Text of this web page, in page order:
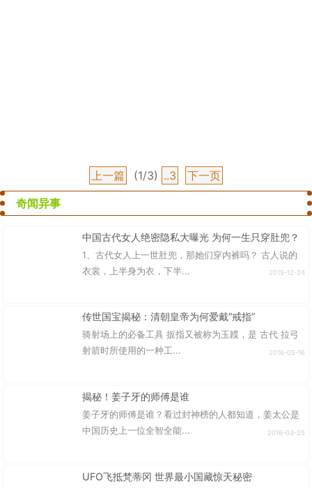
上一篇 (1/3) ..3
下一页
奇闻异事
中国古代女人绝密隐私大曝光 为何一生只穿肚兜？
1、古代女人上一世肚兜，那她们穿内裤吗？ 古人说的
衣裳，上半身为衣，下半...
2015-12-24
传世国宝揭秘：清朝皇帝为何爱戴“戒指”
骑射场上的必备工具 扳指又被称为玉韘，是 古代 拉弓
射箭时所使用的一种工...
2016-05-16
揭秘！姜子牙的师傅是谁
姜子牙的师傅是谁？看过封神榜的人都知道，姜太公是
中国历史上一位全智全能...
2016-03-25
UFO飞抵梵蒂冈 世界最小国藏惊天秘密